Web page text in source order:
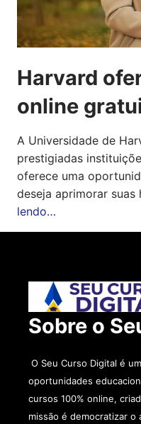
Harvard
online
A Universidade de
prestigiadas
oferece uma
deseja aprimorar
lendo…
Sobre o
O Seu Curso Digital é
oportunidades
cursos 100% online,
missão é democratizar